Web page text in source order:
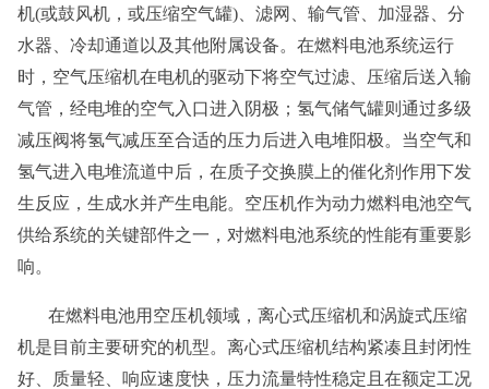
机(或鼓风机，或压缩空气罐)、滤网、输气管、加湿器、分
水器、冷却通道以及其他附属设备。在燃料电池系统运行
时，空气压缩机在电机的驱动下将空气过滤、压缩后送入输
气管，经电堆的空气入口进入阴极；氢气储气罐则通过多级
减压阀将氢气减压至合适的压力后进入电堆阳极。当空气和
氢气进入电堆流道中后，在质子交换膜上的催化剂作用下发
生反应，生成水并产生电能。空压机作为动力燃料电池空气
供给系统的关键部件之一，对燃料电池系统的性能有重要影
响。
在燃料电池用空压机领域，离心式压缩机和涡旋式压缩
机是目前主要研究的机型。离心式压缩机结构紧凑且封闭性
好、质量轻、响应速度快，压力流量特性稳定且在额定工况